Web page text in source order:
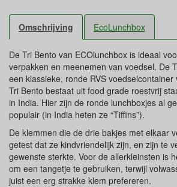
Omschrijving EcoLunchbox
De Tri Bento van ECOlunchbox is ideaal
verpakken en meenemen van voedsel. De
een klassieke, ronde RVS
Tri Bento bestaat uit food grade roestvrij
in India. Hier zijn de ronde lunchboxjes al
populair (in India heten ze “Tiffins”).
De klemmen die de drie bakjes met elkaar
getest dat ze kindvriendelijk zijn, en zijn te
gewenste sterkte. Voor de allerkleinsten is
om een tangetje te gebruiken, terwijl
juist een erg strakke klem prefereren.